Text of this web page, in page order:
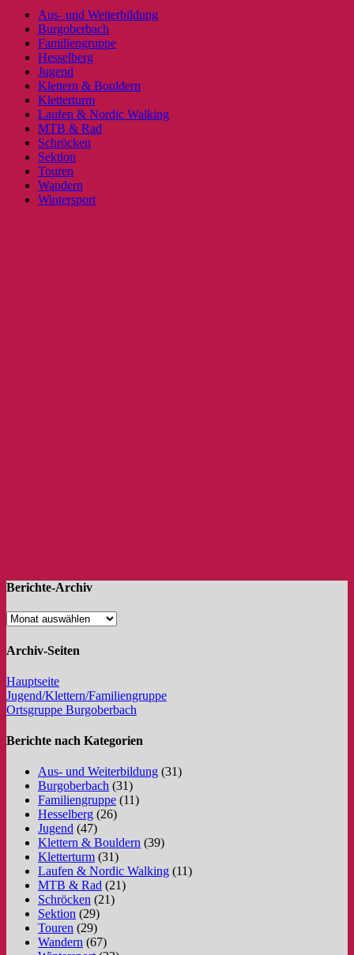
Aus- und Weiterbildung
Burgoberbach
Familiengruppe
Hesselberg
Jugend
Klettern & Bouldern
Kletterturm
Laufen & Nordic Walking
MTB & Rad
Schröcken
Sektion
Touren
Wandern
Wintersport
Berichte-Archiv
Archiv-Seiten
Hauptseite
Jugend/Klettern/Familiengruppe
Ortsgruppe Burgoberbach
Berichte nach Kategorien
Aus- und Weiterbildung (31)
Burgoberbach (31)
Familiengruppe (11)
Hesselberg (26)
Jugend (47)
Klettern & Bouldern (39)
Kletterturm (31)
Laufen & Nordic Walking (11)
MTB & Rad (21)
Schröcken (21)
Sektion (29)
Touren (29)
Wandern (67)